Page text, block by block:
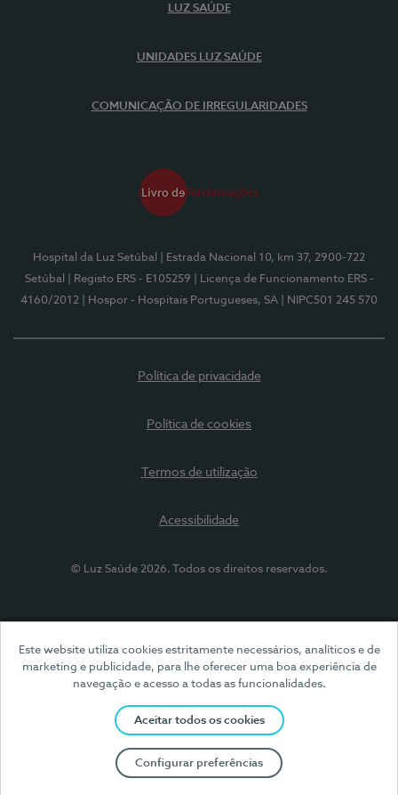
Este website utiliza cookies estritamente necessários, analíticos e de
marketing e publicidade, para lhe oferecer uma boa experiência de
navegação e acesso a todas as funcionalidades.
Aceitar todos os cookies
Configurar preferências
LUZ SAÚDE
UNIDADES LUZ SAÚDE
COMUNICAÇÃO DE IRREGULARIDADES
Hospital da Luz Setúbal
| Estrada Nacional 10, km 37, 2900-722
Setúbal
| Registo ERS - E105259
| Licença de Funcionamento ERS -
4160/2012
| Hospor - Hospitais Portugueses, SA | NIPC501 245 570
Política de privacidade
Política de cookies
Termos de utilização
Acessibilidade
© Luz Saúde 2026. Todos os direitos reservados.